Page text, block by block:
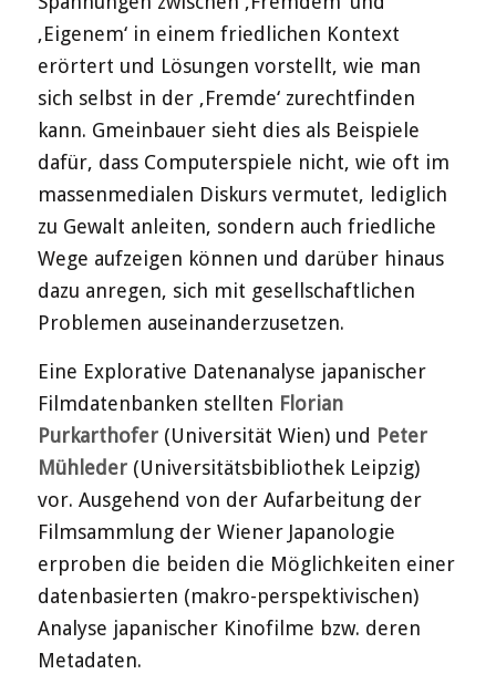
‚Eigenem‘ in einem friedlichen Kontext
erörtert und Lösungen vorstellt, wie man
sich selbst in der ‚Fremde‘ zurechtfinden
kann. Gmeinbauer sieht dies als Beispiele
dafür, dass Computerspiele nicht, wie oft im
massenmedialen Diskurs vermutet, lediglich
zu Gewalt anleiten, sondern auch friedliche
Wege aufzeigen können und darüber hinaus
dazu anregen, sich mit gesellschaftlichen
Problemen auseinanderzusetzen.
Eine Explorative Datenanalyse japanischer
Filmdatenbanken stellten Florian
Purkarthofer(Universität Wien) und Peter
Mühleder(Universitätsbibliothek Leipzig)
vor. Ausgehend von der Aufarbeitung der
Filmsammlung der Wiener Japanologie
erproben die beiden die Möglichkeiten einer
datenbasierten (makro-perspektivischen)
Analyse japanischer Kinofilme bzw. deren
Metadaten.